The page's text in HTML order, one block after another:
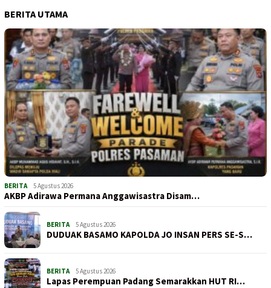
BERITA UTAMA
BERITA 5 Agustus 2026
AKBP Adirawa Permana Anggawisastra Disam…
BERITA 5 Agustus 2026
DUDUAK BASAMO KAPOLDA JO INSAN PERS SE-S…
BERITA 5 Agustus 2026
Lapas Perempuan Padang Semarakkan HUT RI…